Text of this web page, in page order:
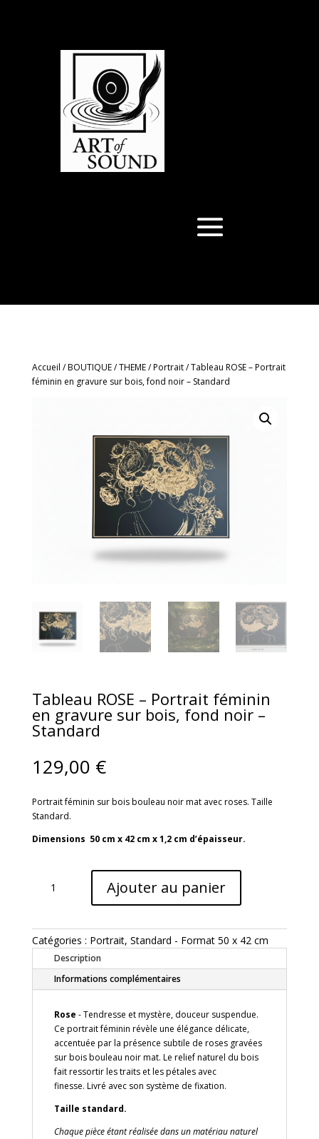
Accueil /BOUTIQUE/THEME/Portrait/ Tableau ROSE – Portrait
féminin en gravure sur bois, fond noir – Standard
Tableau ROSE – Portrait féminin
en gravure sur bois, fond noir –
Standard
129,00 €
Portrait féminin sur bois bouleau noir mat avec roses. Taille
Standard.
Dimensions 50 cm x 42 cm x 1,2 cm d’épaisseur.
–
Portrait
féminin
gravure
Standard
Ajouter au panier
Catégories : Portrait, Standard - Format 50 x 42 cm
Description
Informations complémentaires
Rose - Tendresse et mystère, douceur suspendue.
Ce portrait féminin révèle une élégance délicate,
accentuée par la présence subtile de roses gravées
sur bois bouleau noir mat. Le relief naturel du bois
fait ressortir les traits et les pétales avec
finesse. Livré avec son système de fixation.
Taille standard.
Chaque pièce étant réalisée dans un matériau naturel